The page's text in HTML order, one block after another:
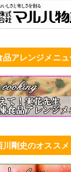
アレンジメニュ
剛史のオススメ